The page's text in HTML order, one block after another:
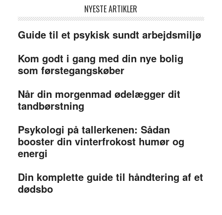
NYESTE ARTIKLER
Guide til et psykisk sundt arbejdsmiljø
Kom godt i gang med din nye bolig
som førstegangskøber
Når din morgenmad ødelægger dit
tandbørstning
Psykologi på tallerkenen: Sådan
booster din vinterfrokost humør og
energi
Din komplette guide til håndtering af et
dødsbo